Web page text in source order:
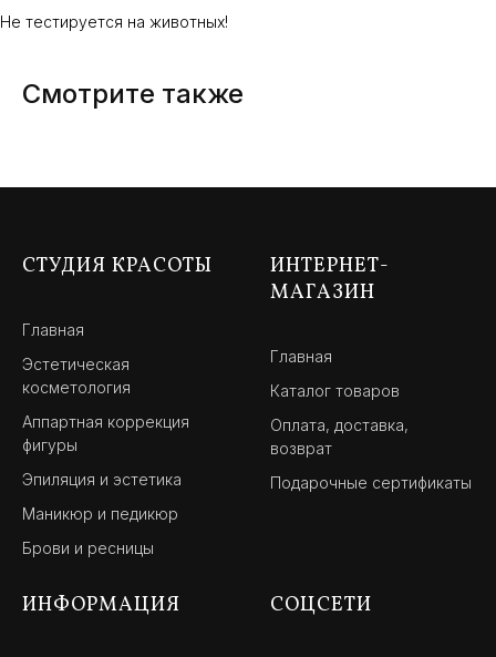
Не тестируется на животных!
Смотрите также
СТУДИЯ КРАСОТЫ
Главная
Эстетическая
косметология
Аппартная коррекция
фигуры
Эпиляция и эстетика
Маникюр и педикюр
Брови и ресницы
ИНТЕРНЕТ-
МАГАЗИН
Главная
Каталог товаров
Оплата, доставка,
возврат
Подарочные сертификаты
ИНФОРМАЦИЯ СОЦСЕТИ